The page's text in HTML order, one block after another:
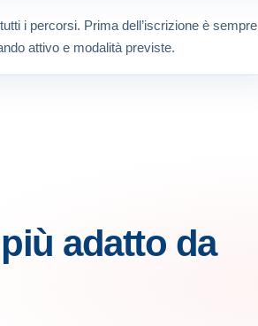
i percorsi. Prima dell’iscrizione è sempre
attivo e modalità previste.
adatto da